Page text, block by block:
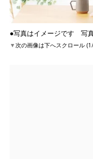
●写真はイメージです 写
▼次の画像は下へスクロール